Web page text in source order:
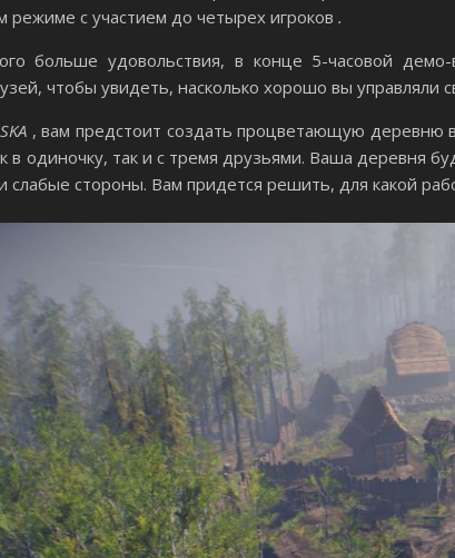
режиме с участием до четырех игроков .
больше удовольствия, в конце 5-часовой
чтобы увидеть, насколько хорошо вы управляли
, вам предстоит создать процветающую деревню
в одиночку, так и с тремя друзьями. Ваша деревня
слабые стороны. Вам придется решить, для какой